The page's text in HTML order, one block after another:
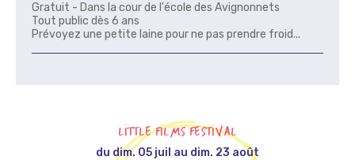
Gratuit - Dans la cour de l'école des Avignonnets
Tout public dès 6 ans
Prévoyez une petite laine pour ne pas prendre froid...
LITTLE FILMS FESTIVAL
du dim. 05 juil au dim. 23 août